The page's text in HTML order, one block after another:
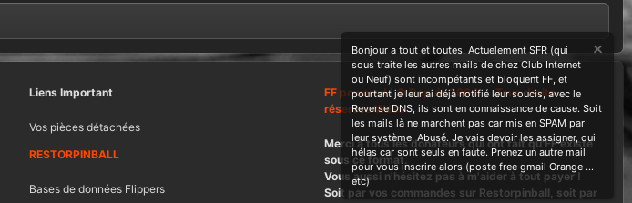
Liens Important
Vos pièces détachées
RESTORPINBALL
Bases de données Flippers
FF powered ! © Depuis 2004 ....Tous droits
réservés Wdes
Merci à tous les donateurs qui ont fait qu'FF existe
sous ce format.
Vous aussi n'hésitez pas à m'aider à tout payer !
Soit par vos commandes sur Restorpinball, soit par
Bonjour a tout et toutes. Actuelement SFR (qui
sous traite les autres mails de chez Club Internet
ou Neuf) sont incompétants et bloquent FF, et
pourtant je leur ai déjà notifié leur soucis, avec le
Reverse DNS, ils sont en connaissance de cause. Soit
les mails là ne marchent pas car mis en SPAM par
leur système. Abusé. Je vais devoir les assigner, oui
hélas car sont seuls en faute. Prenez un autre mail
pour vous inscrire alors (poste free gmail Orange ...
etc)